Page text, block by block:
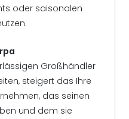
oder saisonalen
Großhändler
steigert das Ihre
das seinen
und dem sie